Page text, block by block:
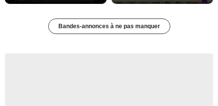
Bandes-annonces à ne pas manquer